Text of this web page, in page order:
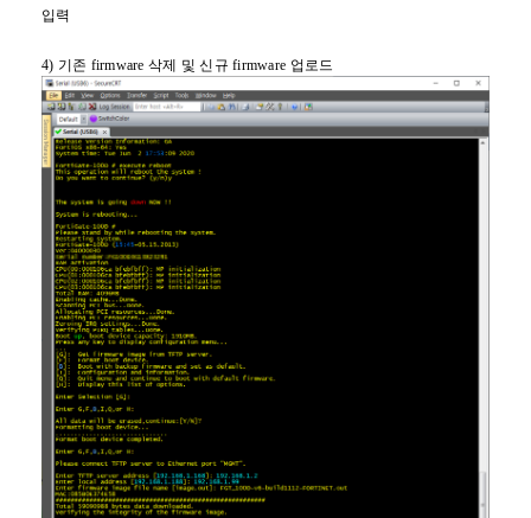
입력
4) 기존 firmware 삭제 및 신규 firmware 업로드